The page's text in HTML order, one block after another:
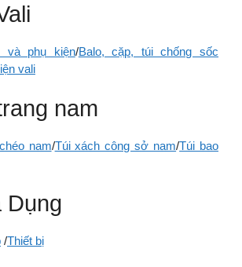
và phụ kiện/Balo, cặp, túi chống sốc
vali
nam
nam/Túi xách công sở nam/Túi bao
Dụng
/Thiết bị